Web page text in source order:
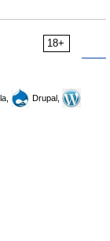
18+
Drupal,